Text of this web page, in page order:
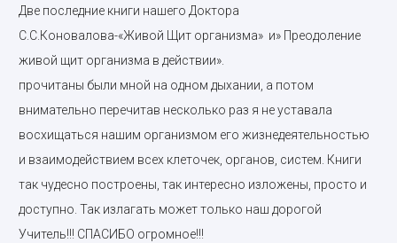
Две последние книги нашего Доктора
С.С.Коновалова-«Живой Щит организма» и» Преодоление
живой щит организма в действии».
прочитаны были мной на одном дыхании, а потом
внимательно перечитав несколько раз я не уставала
восхищаться нашим организмом его жизнедеятельностью
и взаимодействием всех клеточек, органов, систем. Книги
так чудесно построены, так интересно изложены, просто и
доступно. Так излагать может только наш дорогой
Учитель!!! СПАСИБО огромное!!!